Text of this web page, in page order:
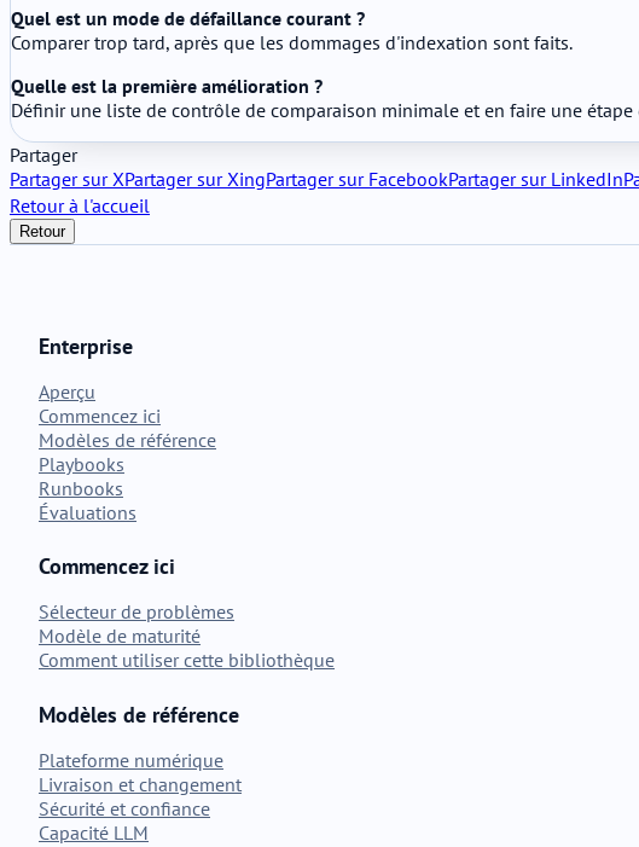
Quel est un mode de défaillance courant ?
Comparer trop tard, après que les dommages d'indexation sont faits.
Quelle est la première amélioration ?
Définir une liste de contrôle de comparaison minimale et en faire une
Partager
Partager sur XPartager sur XingPartager sur FacebookPartager sur LinkedIn
Retour à l'accueil
Retour
Enterprise
Aperçu
Commencez ici
Modèles de référence
Playbooks
Runbooks
Évaluations
Commencez ici
Sélecteur de problèmes
Modèle de maturité
Comment utiliser cette bibliothèque
Modèles de référence
Plateforme numérique
Livraison et changement
Sécurité et confiance
Capacité LLM